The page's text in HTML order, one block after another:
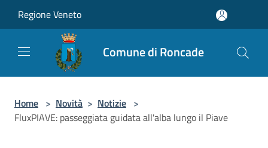
Regione Veneto
Comune di Roncade
Home > Novità > Notizie >
FluxPIAVE: passeggiata guidata all'alba lungo il Piave